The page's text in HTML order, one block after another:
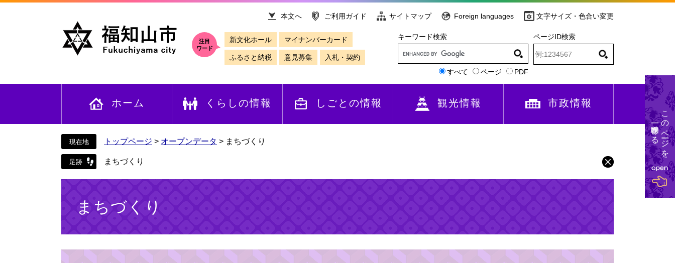
文
本文へ ご利用ガイド サイトマップ Foreign languages 文字サイズ・色合い変更
注目
ワード
新文化ホール マイナンバーカード
ふるさと納税 意見募集 入札・契約
キーワード検索
すべて ページ PDF
ページID検索
ホーム くらしの情報 しごとの情報 観光情報 市政情報
トップページ > オープンデータ > まちづくり
まちづくり
まちづくり
このページを
一時保存する